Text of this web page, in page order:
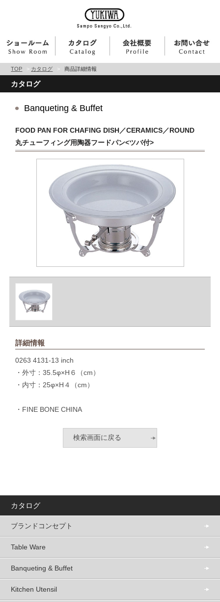
TOP > カタログ > 商品詳細情報
カタログ
Banqueting & Buffet
FOOD PAN FOR CHAFING DISH／CERAMICS／ROUND
丸チューフィング用陶器フードパン<ツバ付>
詳細情報
0263 4131-13 inch
・外寸：35.5φ×H６（cm）
・内寸：25φ×H４（cm）
・FINE BONE CHINA
カタログ
ブランドコンセプト
Table Ware
Banqueting & Buffet
Kitchen Utensil